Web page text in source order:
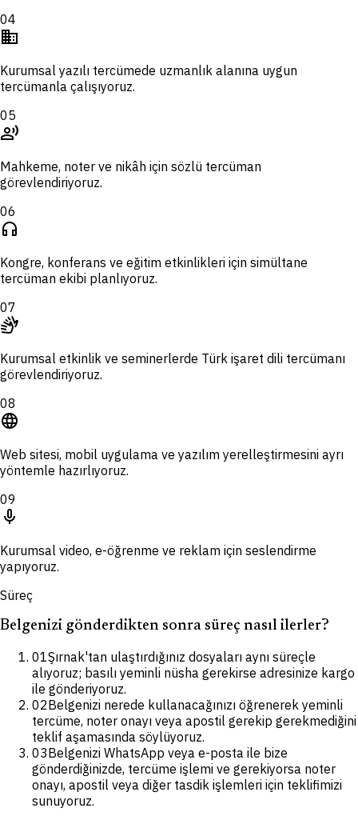
04
domain
Kurumsal yazılı tercümede uzmanlık alanına uygun
tercümanla çalışıyoruz.
05
record_voice_over
Mahkeme, noter ve nikâh için sözlü tercüman
görevlendiriyoruz.
06
headphones
Kongre, konferans ve eğitim etkinlikleri için simültane
tercüman ekibi planlıyoruz.
07
sign_language
Kurumsal etkinlik ve seminerlerde Türk işaret dili tercümanı
görevlendiriyoruz.
08
language
Web sitesi, mobil uygulama ve yazılım yerelleştirmesini ayrı
yöntemle hazırlıyoruz.
09
mic
Kurumsal video, e-öğrenme ve reklam için seslendirme
yapıyoruz.
Süreç
Belgenizi gönderdikten sonra süreç nasıl ilerler?
01Şırnak'tan ulaştırdığınız dosyaları aynı süreçle
alıyoruz; basılı yeminli nüsha gerekirse adresinize kargo
ile gönderiyoruz.
02Belgenizi nerede kullanacağınızı öğrenerek yeminli
tercüme, noter onayı veya apostil gerekip gerekmediğini
teklif aşamasında söylüyoruz.
03Belgenizi WhatsApp veya e-posta ile bize
gönderdiğinizde, tercüme işlemi ve gerekiyorsa noter
onayı, apostil veya diğer tasdik işlemleri için teklifimizi
sunuyoruz.